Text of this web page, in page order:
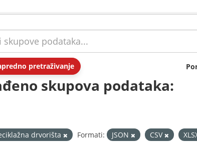
pretraživanje
skupova podataka:
drvorišta Formati: JSON CSV